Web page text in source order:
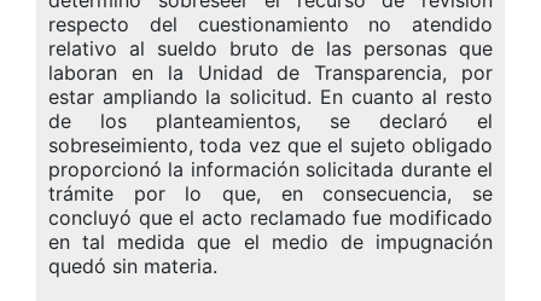
respecto del cuestionamiento no atendido
relativo al sueldo bruto de las personas que
laboran en la Unidad de Transparencia, por
estar ampliando la solicitud. En cuanto al resto
de los planteamientos, se declaró el
sobreseimiento, toda vez que el sujeto obligado
proporcionó la información solicitada durante el
trámite por lo que, en consecuencia, se
concluyó que el acto reclamado fue modificado
en tal medida que el medio de impugnación
quedó sin materia.